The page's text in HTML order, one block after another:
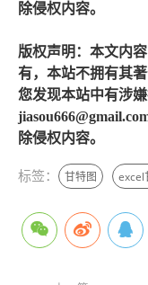
除侵权内容。
版权声明：本文内
有，本站不拥有其
您发现本站中有涉
除侵权内容。
标签： 甘特图 excel